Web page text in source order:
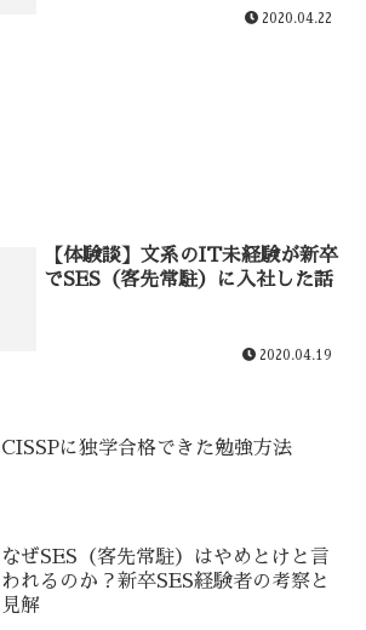
2020.04.22
【体験談】文系のIT未経験が新卒
でSES（客先常駐）に入社した話
2020.04.19
CISSPに独学合格できた勉強方法
なぜSES（客先常駐）はやめとけと言
われるのか？新卒SES経験者の考察と
見解